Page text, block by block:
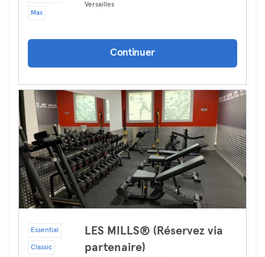
Max
Versailles
Continuer
Essential
Classic
LES MILLS® (Réservez via
partenaire)